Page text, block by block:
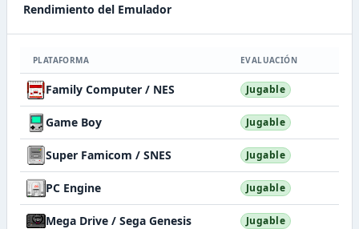
Rendimiento del Emulador
PLATAFORMA EVALUACIÓN
Family Computer / NES Jugable
Game Boy Jugable
Super Famicom / SNES Jugable
PC Engine Jugable
Mega Drive / Sega Genesis Jugable